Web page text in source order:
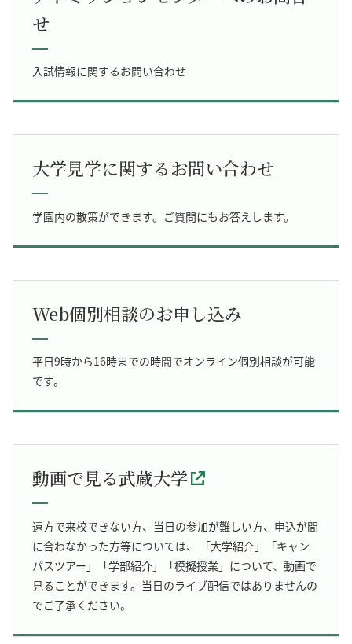
せ
入試情報に関するお問い合わせ
大学見学に関するお問い合わせ
学園内の散策ができます。ご質問にもお答えします。
Web個別相談のお申し込み
平日9時から16時までの時間でオンライン個別相談が可能
です。
動画で見る武蔵大学
遠方で来校できない方、当日の参加が難しい方、申込が間
に合わなかった方等については、 「大学紹介」「キャン
パスツアー」「学部紹介」「模擬授業」について、動画で
見ることができます。当日のライブ配信ではありませんの
でご了承ください。